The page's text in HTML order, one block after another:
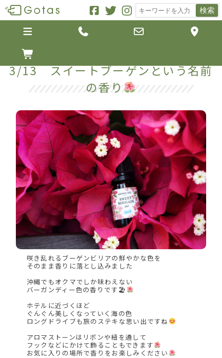
検索
   

3/13 スイートブーゲンという名前
の香り
咲き乱れるブーゲンビリアの鮮やかな色を
そのまま香りに落とし込みました
沖縄でもオクマでしか味わえない
バーガンディー色の香りです🏖
ホテルに近づくほど
ぐんぐん美しくなっていく海の色
ロングドライブも旅のステキな思い出ですね
アロマストーンはリボンや紐を通して
フックなどにかけて飾ることもできます
お気に入りの場所で香りをお楽しみください